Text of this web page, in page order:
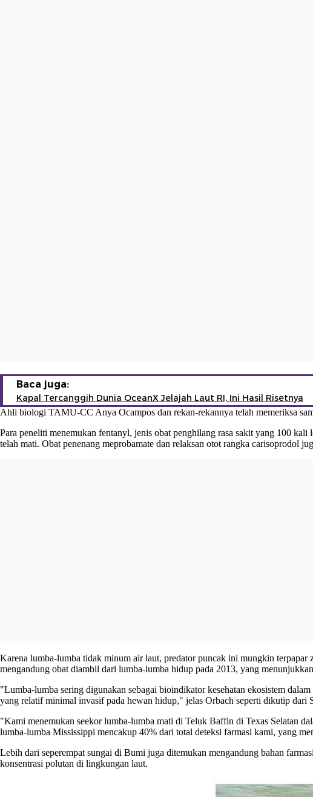
Baca juga:
Kapal Tercanggih Dunia OceanX Jelajah Laut RI, Ini Hasil Risetnya
Ahli biologi TAMU-CC Anya Ocampos dan rekan-rekannya telah memeriksa
Para peneliti menemukan fentanyl, jenis obat penghilang rasa sakit yang 100
telah mati. Obat penenang meprobamate dan relaksan otot rangka carisoprodol
Karena lumba-lumba tidak minum air laut, predator puncak ini mungkin
mengandung obat diambil dari lumba-lumba hidup pada 2013, yang
"Lumba-lumba sering digunakan sebagai bioindikator kesehatan ekosistem
yang relatif minimal invasif pada hewan hidup," jelas Orbach seperti dikutip dari
"Kami menemukan seekor lumba-lumba mati di Teluk Baffin di Texas Selatan
lumba-lumba Mississippi mencakup 40% dari total deteksi farmasi kami, yang
Lebih dari seperempat sungai di Bumi juga ditemukan mengandung bahan
konsentrasi polutan di lingkungan laut.